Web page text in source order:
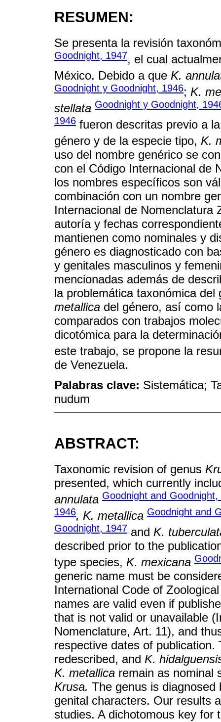
RESUMEN:
Se presenta la revisión
Goodnight, 1947, el cual
México. Debido a que K.
Goodnight y Goodnight, 1946; K.
stellata Goodnight y Goodnight,
1946 fueron descritas previo a
género y de la especie tipo, K.
uso del nombre genérico se
con el Código Internacional de
los nombres específicos son
combinación con un nombre
Internacional de Nomenclatura
autoría y fechas
mantienen como nominales y
género es diagnosticado con
y genitales masculinos y
mencionadas además de
la problemática taxonómica
metallica del género, así como
comparados con trabajos
dicotómica para la
este trabajo, se propone la
de Venezuela.
Palabras clave: Sistemática;
nudum
ABSTRACT:
Taxonomic revision of genus
presented, which currently
annulata Goodnight and Goodnight,
1946, K. metallica Goodnight and
Goodnight, 1947 and K.
described prior to the
type species, K. mexicana
generic name must be
International Code of
names are valid even if
that is not valid or unavailable
Nomenclature, Art. 11), and
respective dates of
redescribed, and K.
K. metallica remain as nominal
Krusa. The genus is
genital characters. Our results
studies. A dichotomous key